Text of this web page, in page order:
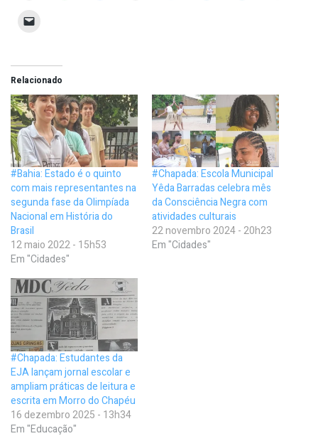
Relacionado
#Bahia: Estado é o quinto
com mais representantes na
segunda fase da Olimpíada
Nacional em História do
Brasil
12 maio 2022 - 15h53
Em "Cidades"
#Chapada: Escola Municipal
Yêda Barradas celebra mês
da Consciência Negra com
atividades culturais
22 novembro 2024 - 20h23
Em "Cidades"
#Chapada: Estudantes da
EJA lançam jornal escolar e
ampliam práticas de leitura e
escrita em Morro do Chapéu
16 dezembro 2025 - 13h34
Em "Educação"